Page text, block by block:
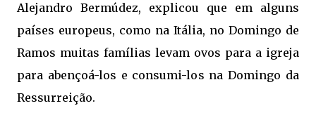
Alejandro Bermúdez, explicou que em alguns
países europeus, como na Itália, no Domingo de
Ramos muitas famílias levam ovos para a igreja
para abençoá-los e consumi-los na Domingo da
Ressurreição.